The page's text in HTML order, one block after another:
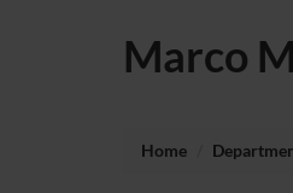
Marco
Home